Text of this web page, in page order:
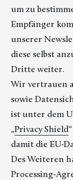
um zu
Empfänger
unserer
diese selbst
Dritte weiter.
Wir vertrauen
sowie
ist unter dem
„Privacy Shield
damit die EU-
Des Weiteren
Processing-